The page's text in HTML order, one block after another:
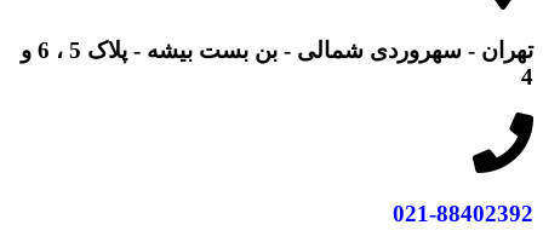
تهران - سهروردی شمالی - بن بست بیشه - پلاک 5 ، 6 و
021-